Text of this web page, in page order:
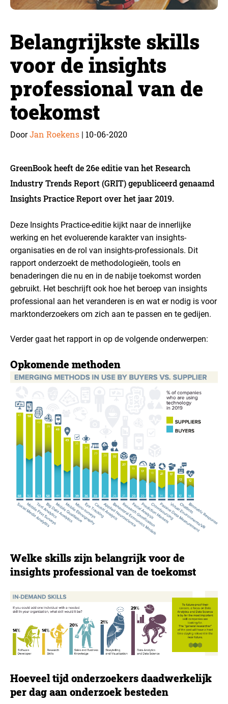
Belangrijkste skills
voor de insights
professional van de
toekomst
DoorJan Roekens | 10-06-2020
GreenBook heeft de 26e editie van het Research
Industry Trends Report (GRIT) gepubliceerd genaamd
Insights Practice Report over het jaar 2019.
Deze Insights Practice-editie kijkt naar de innerlijke
werking en het evoluerende karakter van insights-
organisaties en de rol van insights-professionals. Dit
rapport onderzoekt de methodologieën, tools en
benaderingen die nu en in de nabije toekomst worden
gebruikt. Het beschrijft ook hoe het beroep van insights
professional aan het veranderen is en wat er nodig is voor
marktonderzoekers om zich aan te passen en te gedijen.
Verder gaat het rapport in op de volgende onderwerpen:
Opkomende methoden
Welke skills zijn belangrijk voor de
insights professional van de toekomst
Hoeveel tijd onderzoekers daadwerkelijk
per dag aan onderzoek besteden